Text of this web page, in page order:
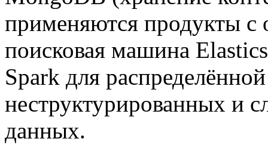
применяются продукты
поисковая машина
Spark для
неструктурированных и
данных.